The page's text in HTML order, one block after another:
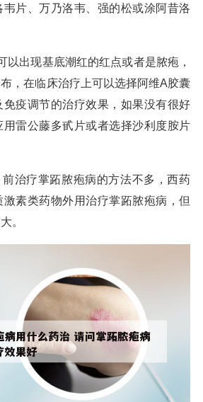
片、万乃洛韦、强的松或涂阿昔洛
以出现基底潮红的红点或者是脓疱，
，在临床治疗上可以选择阿维A胶囊
疫调节的治疗效果，如果没有很好
雷公藤多甙片或者选择沙利度胺片
治疗掌跖脓疱病的方法不多，西药
素类药物外用治疗掌跖脓疱病，但
。